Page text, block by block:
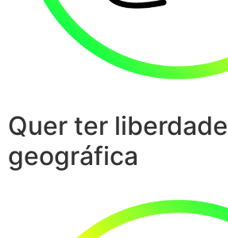
Quer ter liberdade
geográfica